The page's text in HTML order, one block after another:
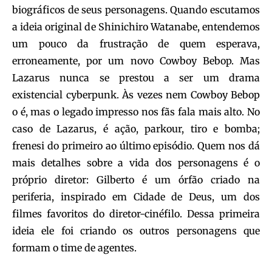
biográficos de seus personagens. Quando escutamos
a ideia original de Shinichiro Watanabe, entendemos
um pouco da frustração de quem esperava,
erroneamente, por um novo Cowboy Bebop. Mas
Lazarus nunca se prestou a ser um drama
existencial cyberpunk. Às vezes nem Cowboy Bebop
o é, mas o legado impresso nos fãs fala mais alto. No
caso de Lazarus, é ação, parkour, tiro e bomba;
frenesi do primeiro ao último episódio. Quem nos dá
mais detalhes sobre a vida dos personagens é o
próprio diretor: Gilberto é um órfão criado na
periferia, inspirado em Cidade de Deus, um dos
filmes favoritos do diretor-cinéfilo. Dessa primeira
ideia ele foi criando os outros personagens que
formam o time de agentes.